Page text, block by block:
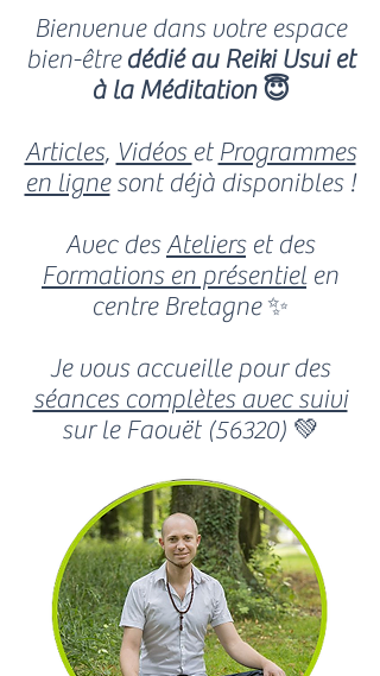
Bienvenue dans votre espace
bien-êtredédié au Reiki Usui et
à la Méditation 😇
Articles, Vidéos et Programmes
en lignesont déjà disponibles !
Avec desAtelierset des
Formations en présentielen
centre Bretagne ✨
Je vous accueille pour des
séances complètes avec suivi
sur le Faouët (56320) 💚